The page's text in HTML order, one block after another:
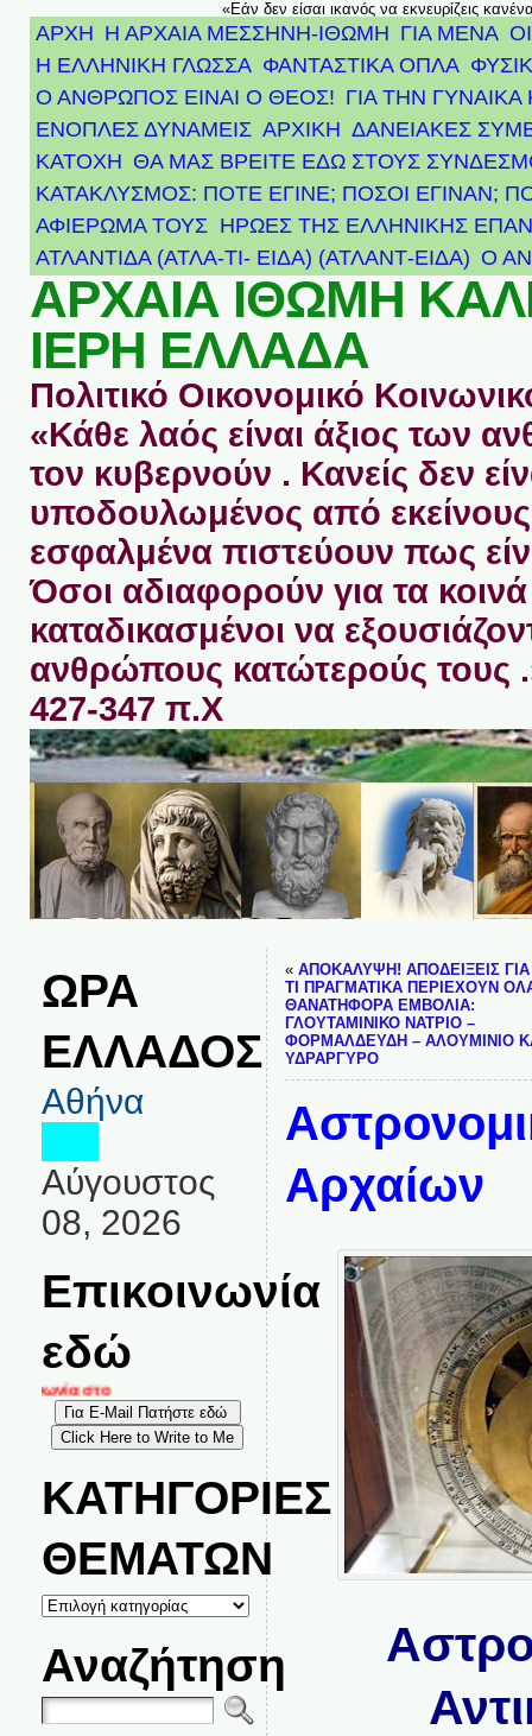
«Εάν δεν είσαι ικανός να εκνευρίζεις
ΑΡΧΗ Η ΑΡΧΑΙΑ ΜΕΣΣΗΝΗ-ΙΘΩΜΗ ΓΙΑ ΜΕΝΑ
Η ΕΛΛΗΝΙΚΗ ΓΛΩΣΣΑ ΦΑΝΤΑΣΤΙΚΑ ΟΠΛΑ
Ο ΑΝΘΡΩΠΟΣ ΕΙΝΑΙ Ο ΘΕΟΣ! ΓΙΑ ΤΗΝ ΓΥΝΑΙΚΑ
ΕΝΟΠΛΕΣ ΔΥΝΑΜΕΙΣ ΑΡΧΙΚΉ ΔΑΝΕΙΑΚΕΣ
ΚΑΤΟΧΗ ΘΑ ΜΑΣ ΒΡΕΙΤΕ ΕΔΩ ΣΤΟΥΣ
ΚΑΤΑΚΛΥΣΜΟΣ: ΠΟΤΕ ΕΓΙΝΕ; ΠΟΣΟΙ ΕΓΙΝΑΝ;
ΑΦΙΈΡΩΜΑ ΤΟΥΣ ΉΡΩΕΣ ΤΗΣ ΕΛΛΗΝΙΚΉΣ
ΑΤΛΑΝΤΊΔΑ (ΑΤΛΑ-ΤΙ- ΕΙΔΑ) (ΑΤΛΑΝΤ-ΕΙΔΑ) Ο
ΑΡΧΑΙΑ ΙΘΩΜΗ
ΙΕΡΗ ΕΛΛΑΔΑ
Πολιτικό Οικονομικό
«Κάθε λαός είναι άξιος των
τον κυβερνούν . Κανείς δεν
υποδουλωμένος από
εσφαλμένα πιστεύουν πως
Όσοι αδιαφορούν για τα κοινά
καταδικασμένοι να
ανθρώπους κατώτερούς τους
427-347 π.Χ
ΩΡΑ
ΕΛΛΑΔΟΣ
Αθήνα
Αύγουστος
08, 2026
Επικοινωνία
εδώ
στο
ΚΑΤΗΓΟΡΙΕΣ
ΘΕΜΑΤΩΝ
ΚΑΤΗΓΟΡΙΕΣ
ΘΕΜΑΤΩΝ
Αναζήτηση
« ΑΠΟΚΑΛΥΨΗ! ΑΠΟΔΕΙΞΕΙΣ
ΤΙ ΠΡΑΓΜΑΤΙΚΑ ΠΕΡΙΕΧΟΥΝ
ΘΑΝΑΤΗΦΟΡΑ ΕΜΒΟΛΙΑ:
ΓΛΟΥΤΑΜΙΝΙΚΟ ΝΑΤΡΙΟ –
ΦΟΡΜΑΛΔΕΥΔΗ – ΑΛΟΥΜΙΝΙΟ
ΥΔΡΑΡΓΥΡΟ
Αρχαίων